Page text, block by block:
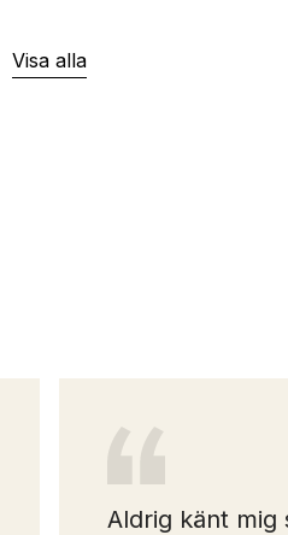
Visa alla
Aldrig känt mig